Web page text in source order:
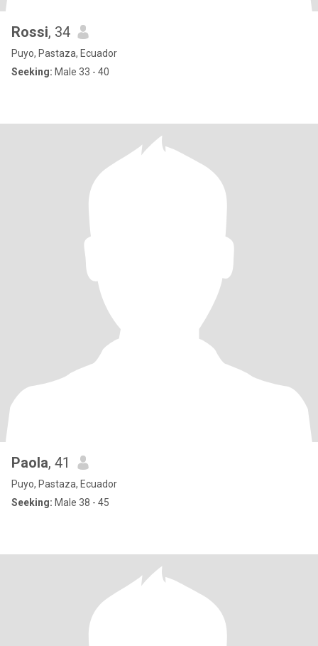
Rossi, 34
Puyo, Pastaza, Ecuador
Seeking: Male 33 - 40
Paola, 41
Puyo, Pastaza, Ecuador
Seeking: Male 38 - 45